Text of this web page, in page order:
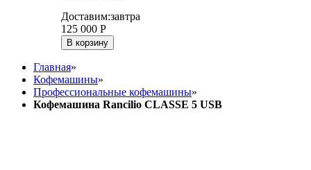
Доставим:завтра
125 000 Р
В корзину
Главная»
Кофемашины»
Профессиональные кофемашины»
Кофемашина Rancilio CLASSE 5 USB